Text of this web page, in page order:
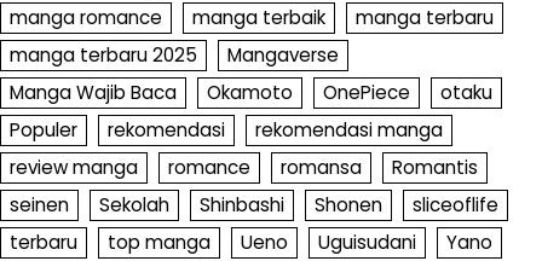
manga romance
manga terbaik
manga terbaru
manga terbaru 2025
Mangaverse
Manga Wajib Baca
Okamoto OnePiece
otaku
Populer
rekomendasi
rekomendasi manga
review manga
romance romansa
Romantis
seinen
Sekolah Shinbashi Shonen
sliceoflife
terbaru
top manga Ueno Uguisudani
Yano